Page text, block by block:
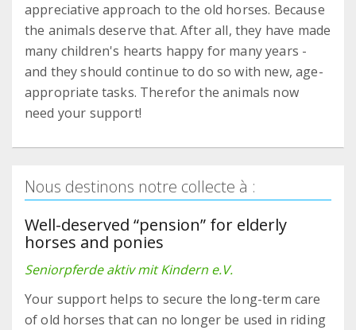
appreciative approach to the old horses. Because
the animals deserve that. After all, they have made
many children's hearts happy for many years -
and they should continue to do so with new, age-
appropriate tasks. Therefor the animals now
need your support!
Nous destinons notre collecte à :
Well-deserved “pension” for elderly
horses and ponies
Seniorpferde aktiv mit Kindern e.V.
Your support helps to secure the long-term care
of old horses that can no longer be used in riding